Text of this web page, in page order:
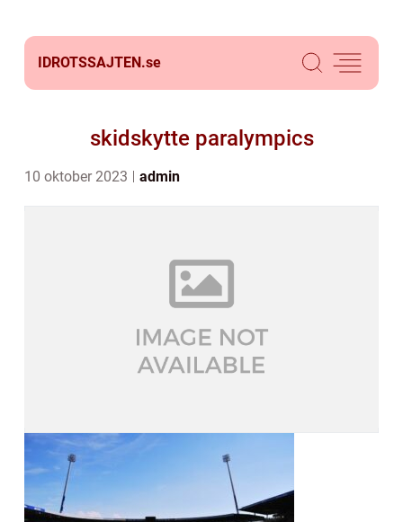
IDROTSSAJTEN.se
skidskytte paralympics
10 oktober 2023 admin